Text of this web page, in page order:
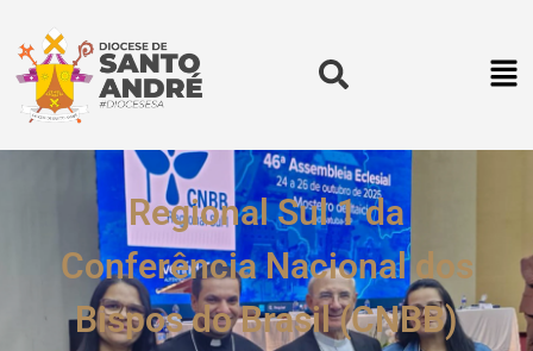
Regional Sul 1 da
Conferência Nacional dos
Bispos do Brasil (CNBB)